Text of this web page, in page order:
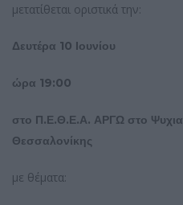
μετατίθεται οριστικά την:
Δευτέρα 10 Ιουνίου
ώρα 19:00
στο Π.Ε.Θ.Ε.Α. ΑΡΓΩ στο
Θεσσαλονίκης
με θέματα: